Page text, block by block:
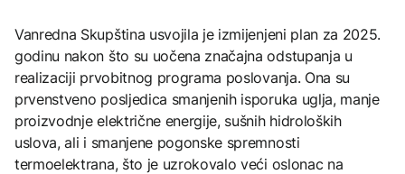
Vanredna Skupština usvojila je izmijenjeni plan za 2025.
godinu nakon što su uočena značajna odstupanja u
realizaciji prvobitnog programa poslovanja. Ona su
prvenstveno posljedica smanjenih isporuka uglja, manje
proizvodnje električne energije, sušnih hidroloških
uslova, ali i smanjene pogonske spremnosti
termoelektrana, što je uzrokovalo veći oslonac na